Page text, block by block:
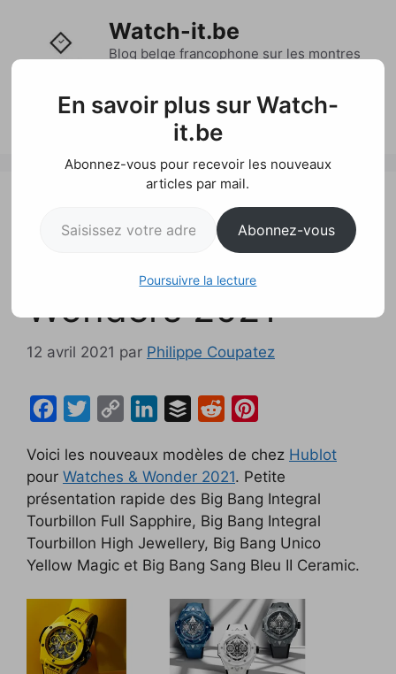
contenu
Watch-it.be
Blog belge francophone sur les montres
Nouveautés Hublot
– Watches &
Wonders 2021
12 avril 2021 par Philippe Coupatez
c
e
b
o
o
i
t
t
e
r
p
y
L
i
n
n
k
e
d
I
f
f
r
d
d
t
n
t
e
r
e
t
Voici les nouveaux modèles de chez Hublot
pour Watches & Wonder 2021. Petite
présentation rapide des Big Bang Integral
Tourbillon Full Sapphire, Big Bang Integral
Tourbillon High Jewellery, Big Bang Unico
Yellow Magic et Big Bang Sang Bleu II Ceramic.
En savoir plus sur Watch-
it.be
Abonnez-vous pour recevoir les nouveaux
articles par mail.
Abonnez-vous
Poursuivre la lecture